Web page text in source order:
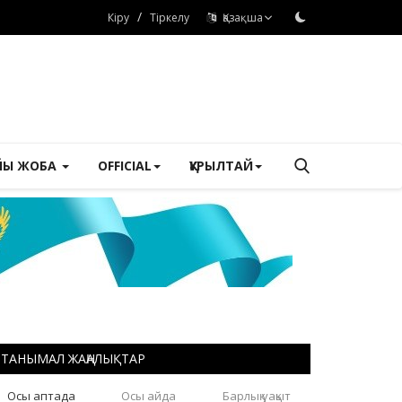
Кіру / Тіркелу Қазақша
ЖОБА OFFICIAL ҚҰРЫЛТАЙ
ТАНЫМАЛ ЖАҢАЛЫҚТАР
Осы аптада Осы айда Барлық уақыт